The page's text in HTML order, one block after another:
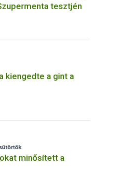
tesztjén
kiengedte a gint a
minősített a